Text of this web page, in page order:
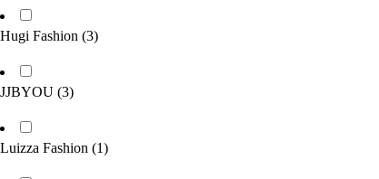
Hugi Fashion (3)
JJBYOU (3)
Luizza Fashion (1)